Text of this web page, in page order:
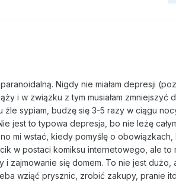
Nigdy nie miałam depresji
i w związku z tym musiałam zmniejszyć
sypiam, budzę się 3-5 razy w ciągu
jest to typowa depresja, bo nie leżę
mi wstać, kiedy pomyślę o obowiązkach,
w postaci komiksu internetowego, ale to
zajmowanie się domem. To nie jest dużo,
wziąć prysznic, zrobić zakupy, pranie